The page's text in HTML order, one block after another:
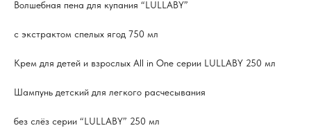
Волшебная пена для купания “LULLABY”
с экстрактом спелых ягод 750 мл
Крем для детей и взрослых All in One серии LULLABY 250 мл
Шампунь детский для легкого расчесывания
без слёз серии “LULLABY” 250 мл